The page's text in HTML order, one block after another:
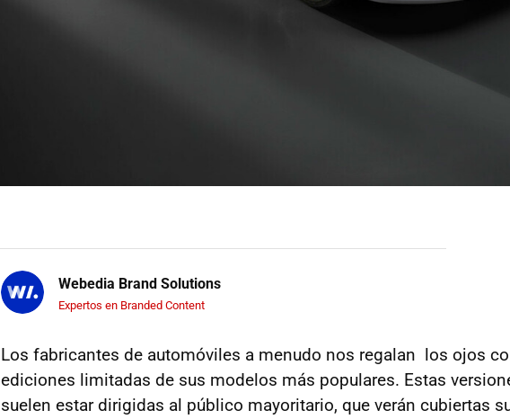
Webedia Brand Solutions
Expertos en Branded Content
Los fabricantes de automóviles a menudo nos regalan los ojos
ediciones limitadas de sus modelos más populares. Estas
suelen estar dirigidas al público mayoritario, que verán cubiertas